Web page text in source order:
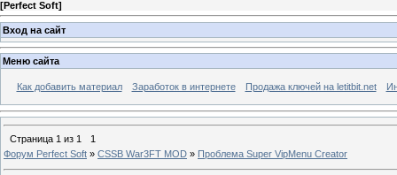
[Perfect Soft]
Вход на сайт
Меню сайта
Как добавить материал Заработок в интернете Продажа ключей на letitbit.net
Страница 1 из 1
1
Форум Perfect Soft » CSSB War3FT MOD » Проблема Super VipMenu Creator